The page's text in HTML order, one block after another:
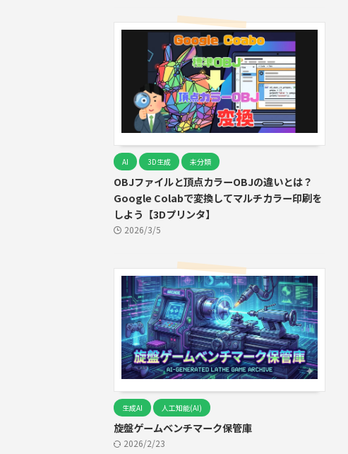
AI 3D生成 未分類
OBJファイルと頂点カラーOBJの違いとは？
Google Colabで変換してマルチカラー印刷を
しよう【3Dプリンタ】
2026/3/5
生成AI 人工知能(AI)
旋盤ゲームベンチマーク保管庫
2026/2/23